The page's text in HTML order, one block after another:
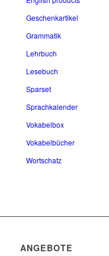
Geschenkartikel
Grammatik
Lehrbuch
Lesebuch
Sparset
Sprachkalender
Vokabelbox
Vokabelbücher
Wortschatz
ANGEBOTE